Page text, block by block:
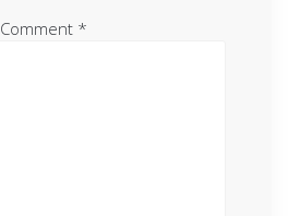
Comment *